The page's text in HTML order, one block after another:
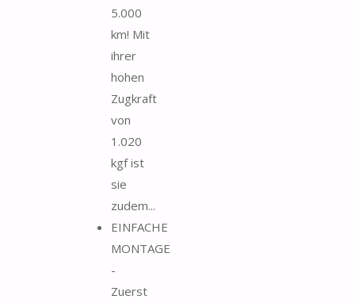
5.000
km! Mit
ihrer
hohen
Zugkraft
von
1.020
kgf ist
sie
zudem...
EINFACHE
MONTAGE
-
Zuerst